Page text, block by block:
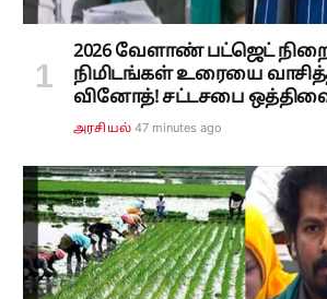
2026 வேளாண் பட்ஜெட்
நிமிடங்கள் உரையை
வினோத்! சட்டசபை
அரசியல் 47 minutes ago